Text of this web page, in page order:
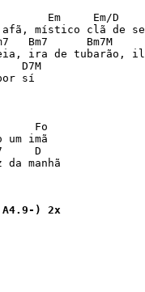
Em     Em/D
afã, místico clã de
Bm7      Bm7M
ira de tubarão,
D7M
sí
Fo
um imã
D
A4.9-) 2x